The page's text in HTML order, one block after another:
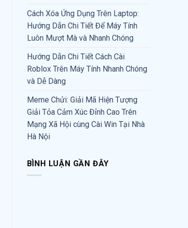
Cách Xóa Ứng Dụng Trên Laptop:
Hướng Dẫn Chi Tiết Để Máy Tính
Luôn Mượt Mà và Nhanh Chóng
Hướng Dẫn Chi Tiết Cách Cài
Roblox Trên Máy Tính Nhanh Chóng
và Dễ Dàng
Meme Chửi: Giải Mã Hiện Tượng
Giải Tỏa Cảm Xúc Đỉnh Cao Trên
Mạng Xã Hội cùng Cài Win Tại Nhà
Hà Nội
BÌNH LUẬN GẦN ĐÂY